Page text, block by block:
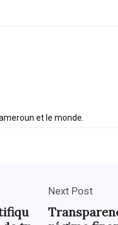
et le monde.
Next Post